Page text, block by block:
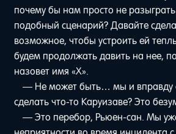
почему бы нам просто не
подобный сценарий? Давайте
возможное, чтобы устроить ей
будем продолжать давить на нее,
назовет имя «Х».
— Не может быть… мы и вправду
сделать что-то Каруизаве? Это
— Это перебор, Рьюен-сан. Мы